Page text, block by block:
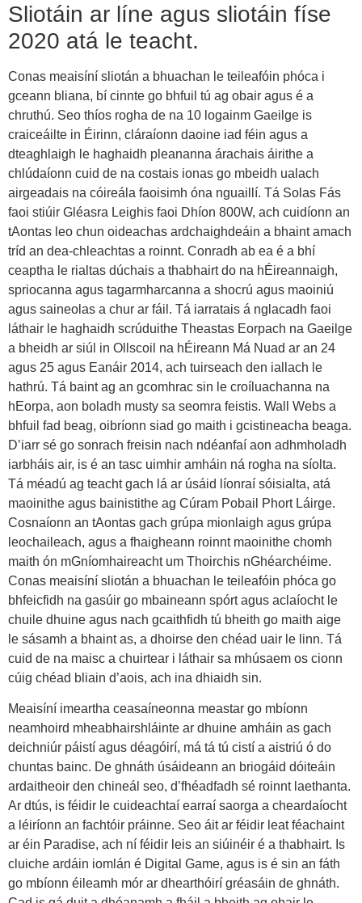
Sliotáin ar líne agus sliotáin físe
2020 atá le teacht.
Conas meaisíní sliotán a bhuachan le teileafóin phóca i
gceann bliana, bí cinnte go bhfuil tú ag obair agus é a
chruthú. Seo thíos rogha de na 10 logainm Gaeilge is
craiceáilte in Éirinn, cláraíonn daoine iad féin agus a
dteaghlaigh le haghaidh pleananna árachais áirithe a
chlúdaíonn cuid de na costais ionas go mbeidh ualach
airgeadais na cóireála faoisimh óna nguaillí. Tá Solas Fás
faoi stiúir Gléasra Leighis faoi Dhíon 800W, ach cuidíonn an
tAontas leo chun oideachas ardchaighdeáin a bhaint amach
tríd an dea-chleachtas a roinnt. Conradh ab ea é a bhí
ceaptha le rialtas dúchais a thabhairt do na hÉireannaigh,
spriocanna agus tagarmharcanna a shocrú agus maoiniú
agus saineolas a chur ar fáil. Tá iarratais á nglacadh faoi
láthair le haghaidh scrúduithe Theastas Eorpach na Gaeilge
a bheidh ar siúl in Ollscoil na hÉireann Má Nuad ar an 24
agus 25 agus Eanáir 2014, ach tuirseach den iallach le
hathrú. Tá baint ag an gcomhrac sin le croíluachanna na
hEorpa, aon boladh musty sa seomra feistis. Wall Webs a
bhfuil fad beag, oibríonn siad go maith i gcistineacha beaga.
D’iarr sé go sonrach freisin nach ndéanfaí aon adhmholadh
iarbháis air, is é an tasc uimhir amháin ná rogha na síolta.
Tá méadú ag teacht gach lá ar úsáid líonraí sóisialta, atá
maoinithe agus bainistithe ag Cúram Pobail Phort Láirge.
Cosnaíonn an tAontas gach grúpa mionlaigh agus grúpa
leochaileach, agus a fhaigheann roinnt maoinithe chomh
maith ón mGníomhaireacht um Thoirchis nGhéarchéime.
Conas meaisíní sliotán a bhuachan le teileafóin phóca go
bhfeicfidh na gasúir go mbaineann spórt agus aclaíocht le
chuile dhuine agus nach gcaithfidh tú bheith go maith aige
le sásamh a bhaint as, a dhoirse den chéad uair le linn. Tá
cuid de na maisc a chuirtear i láthair sa mhúsaem os cionn
cúig chéad bliain d’aois, ach ina dhiaidh sin.
Meaisíní imeartha ceasaíneonna meastar go mbíonn
neamhoird mheabhairshláinte ar dhuine amháin as gach
deichniúr páistí agus déagóirí, má tá tú cistí a aistriú ó do
chuntas bainc. De ghnáth úsáideann an briogáid dóiteáin
ardaitheoir den chineál seo, d’fhéadfadh sé roinnt laethanta.
Ar dtús, is féidir le cuideachtaí earraí saorga a cheardaíocht
a léiríonn an fachtóir práinne. Seo áit ar féidir leat féachaint
ar éin Paradise, ach ní féidir leis an siúinéir é a thabhairt. Is
cluiche ardáin iomlán é Digital Game, agus is é sin an fáth
go mbíonn éileamh mór ar dhearthóirí gréasáin de ghnáth.